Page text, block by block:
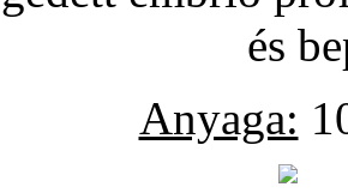
és
Anyaga: